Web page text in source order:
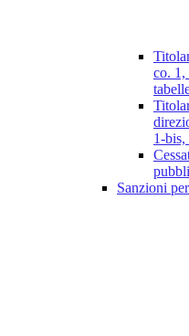
co. 1,
1-
Sanzioni